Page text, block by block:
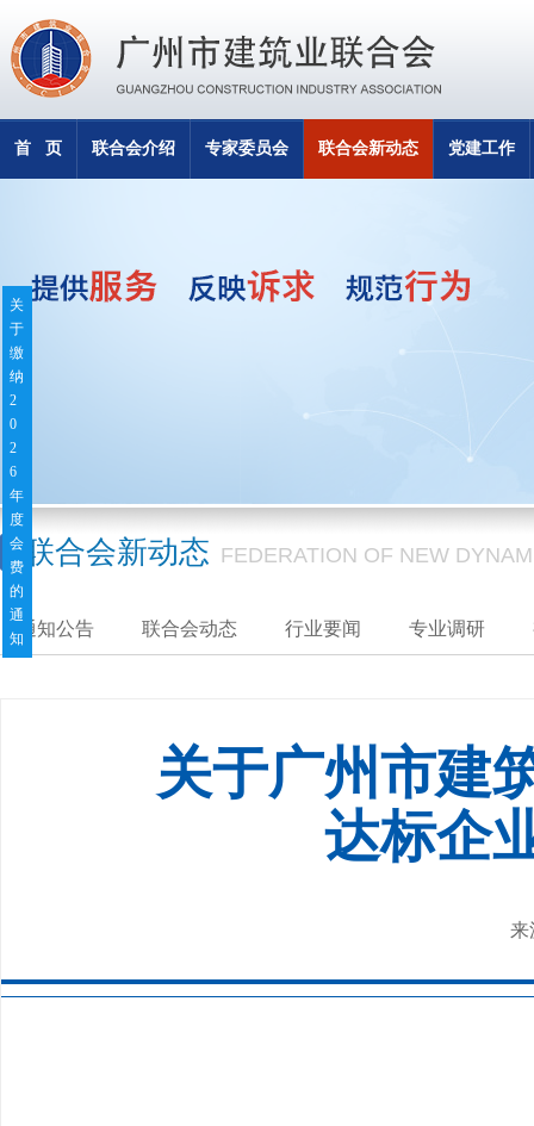
首 页 联合会介绍 专家委员会 联合会新动态 党建工作
联合会新动态 FEDERATION OF NEW
通知公告 联合会动态 行业要闻 专业调研
关于广州市建
达标企
来
关
于
缴
纳
2
0
2
6
年
度
会
费
的
通
知